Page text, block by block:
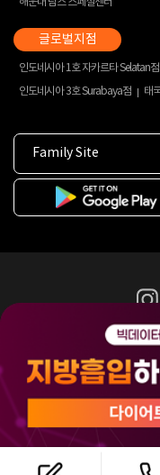
인도네시아 1호 자카르타 Selatan점
인도네시아 3호 Surabaya점
태
Family Site
365mc 병·
(주)365mcㅣ서울특별시